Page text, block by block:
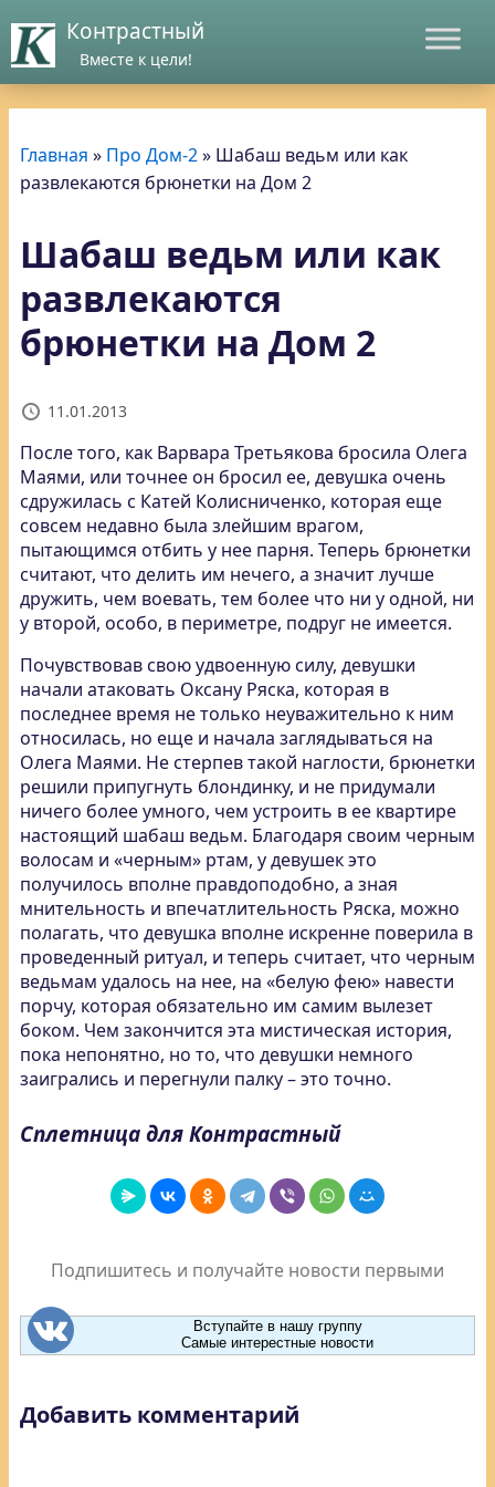
Контрастный
Вместе к цели!
Главная » Про Дом-2» Шабаш ведьм или как
развлекаются брюнетки на Дом 2
Шабаш ведьм или как
развлекаются
брюнетки на Дом 2
11.01.2013
После того, как Варвара Третьякова бросила Олега
Маями, или точнее он бросил ее, девушка очень
сдружилась с Катей Колисниченко, которая еще
совсем недавно была злейшим врагом,
пытающимся отбить у нее парня. Теперь брюнетки
считают, что делить им нечего, а значит лучше
дружить, чем воевать, тем более что ни у одной, ни
у второй, особо, в периметре, подруг не имеется.
Почувствовав свою удвоенную силу, девушки
начали атаковать Оксану Ряска, которая в
последнее время не только неуважительно к ним
относилась, но еще и начала заглядываться на
Олега Маями. Не стерпев такой наглости, брюнетки
решили припугнуть блондинку, и не придумали
ничего более умного, чем устроить в ее квартире
настоящий шабаш ведьм. Благодаря своим черным
волосам и «черным» ртам, у девушек это
получилось вполне правдоподобно, а зная
мнительность и впечатлительность Ряска, можно
полагать, что девушка вполне искренне поверила в
проведенный ритуал, и теперь считает, что черным
ведьмам удалось на нее, на «белую фею» навести
порчу, которая обязательно им самим вылезет
боком. Чем закончится эта мистическая история,
пока непонятно, но то, что девушки немного
заигрались и перегнули палку – это точно.
Сплетница для Контрастный
Подпишитесь и получайте новости первыми
Вступайте в нашу группу
Самые интерестные новости
Добавить комментарий